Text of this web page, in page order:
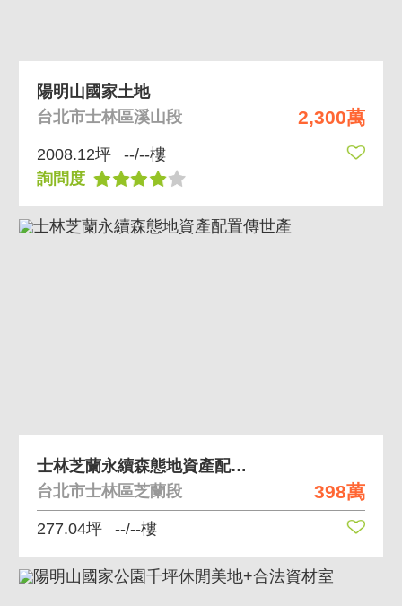
2,300萬
陽明山國家土地
台北市士林區溪山段
2008.12坪
--/--樓
詢問度
398萬
士林芝蘭永續森態地資產配置傳世產
台北市士林區芝蘭段
277.04坪 --/--樓